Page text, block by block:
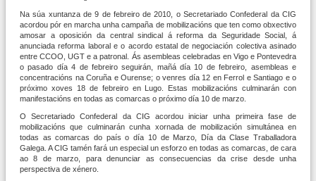
Na súa xuntanza de 9 de febreiro de 2010, o Secretariado Confederal da CIG
acordou pór en marcha unha campaña de mobilizacións que ten como obxectivo
amosar a oposición da central sindical á reforma da Seguridade Social, á
anunciada reforma laboral e o acordo estatal de negociación colectiva asinado
entre CCOO, UGT e a patronal. Ás asembleas celebradas en Vigo e Pontevedra
o pasado día 4 de febreiro seguirán, mañá día 10 de febreiro, asembleas e
concentracións na Coruña e Ourense; o venres día 12 en Ferrol e Santiago e o
próximo xoves 18 de febreiro en Lugo. Estas mobilizacións culminarán con
manifestacións en todas as comarcas o próximo día 10 de marzo.
O Secretariado Confederal da CIG acordou iniciar unha primeira fase de
mobilizacións que culminarán cunha xornada de mobilización simultánea en
todas as comarcas do país o día 10 de Marzo, Día da Clase Traballadora
Galega. A CIG tamén fará un especial un esforzo en todas as comarcas, de cara
ao 8 de marzo, para denunciar as consecuencias da crise desde unha
perspectiva de xénero.